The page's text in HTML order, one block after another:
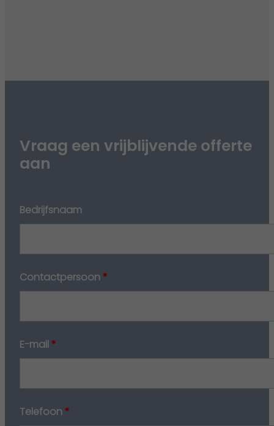
Vraag een vrijblijvende offerte
aan
Bedrijfsnaam
Contactpersoon*
E-mail*
Telefoon*